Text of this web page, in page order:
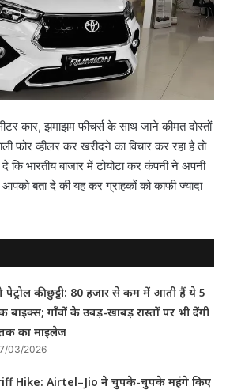
कार, झमाझम फीचर्स के साथ जाने कीमत दोस्तों
फोर व्हीलर कर खरीदने का विचार कर रहा है तो
कि भारतीय बाजार में टोयोटा कर कंपनी ने अपनी
बता दे की यह कर ग्राहकों को काफी ज्यादा
पेट्रोल की छुट्टी: 80 हजार से कम में आती हैं ये 5
बाइक्स; गाँवों के उबड़-खाबड़ रास्तों पर भी देंगी
का माइलेज
03/2026
Hike: Airtel–Jio ने चुपके-चुपके महंगे किए